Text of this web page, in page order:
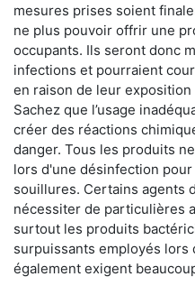
mesures prises soient
ne plus pouvoir offrir une
occupants. Ils seront donc
infections et pourraient
en raison de leur
Sachez que l’usage
créer des réactions
danger. Tous les produits
lors d'une désinfection
souillures. Certains agents
nécessiter de particulières
surtout les produits
surpuissants employés lors
également exigent